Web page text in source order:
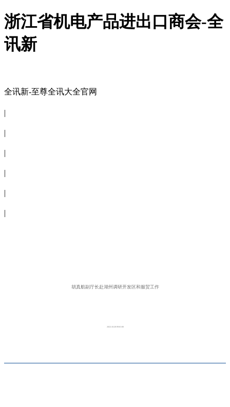
浙江省机电产品进出口商会-全
讯新
全讯新-至尊全讯大全官网
|
|
|
|
|
|
胡真舫副厅长赴湖州调研开发区和服贸工作
2022-10-28 09:01:00